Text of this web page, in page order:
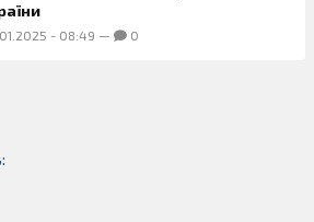
- 08:49 — 0